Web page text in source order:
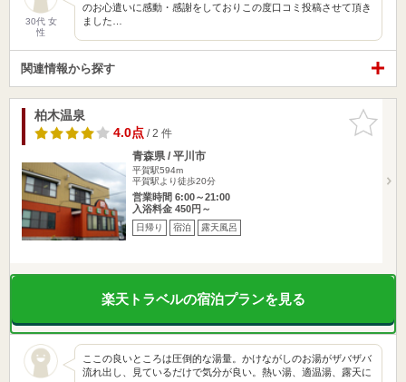
30代 女
性
のお心遣いに感動・感謝をしておりこの度口コミ投稿させて頂き
ました…
関連情報から探す
お気に入
りに追加
柏木温泉
4.0点/ 2 件
青森県 / 平川市
平賀駅594m
平賀駅より徒歩20分
営業時間 6:00～21:00
入浴料金 450円～
日帰り 宿泊 露天風呂
楽天トラベルの宿泊プランを見る
ここの良いところは圧倒的な湯量。かけながしのお湯がザバザバ
流れ出し、見ているだけで気分が良い。熱い湯、適温湯、露天に